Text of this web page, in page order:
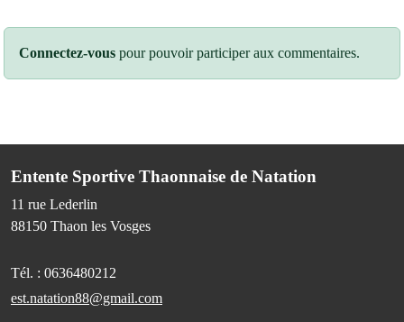
Connectez-vous pour pouvoir participer aux commentaires.
Entente Sportive Thaonnaise de Natation
11 rue Lederlin
88150 Thaon les Vosges
Tél. : 0636480212
est.natation88@gmail.com